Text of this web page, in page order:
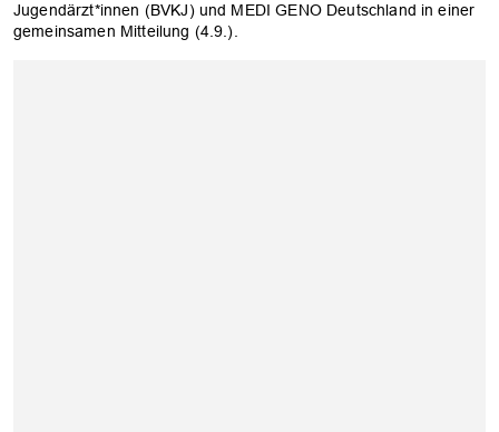
Jugendärzt*innen (BVKJ) und MEDI GENO Deutschland in einer
gemeinsamen Mitteilung (4.9.).